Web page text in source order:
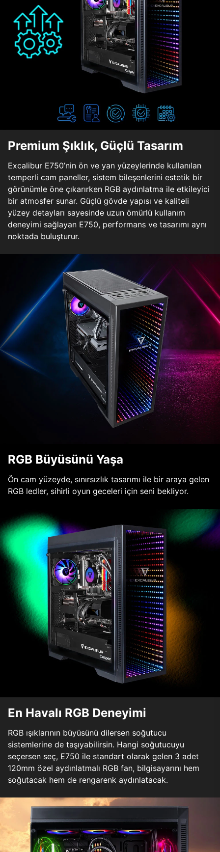
Premium Şıklık, Güçlü Tasarım
Excalibur E750’nin ön ve yan yüzeylerinde kullanılan
temperli cam paneller, sistem bileşenlerini estetik bir
görünümle öne çıkarırken RGB aydınlatma ile etkileyici
bir atmosfer sunar. Güçlü gövde yapısı ve kaliteli
yüzey detayları sayesinde uzun ömürlü kullanım
deneyimi sağlayan E750, performans ve tasarımı aynı
noktada buluşturur.
RGB Büyüsünü Yaşa
Ön cam yüzeyde, sınırsızlık tasarımı ile bir araya gelen
RGB ledler, sihirli oyun geceleri için seni bekliyor.
En Havalı RGB Deneyimi
RGB ışıklarının büyüsünü dilersen soğutucu
sistemlerine de taşıyabilirsin. Hangi soğutucuyu
seçersen seç, E750 ile standart olarak gelen 3 adet
120mm özel aydınlatmalı RGB fan, bilgisayarını hem
soğutacak hem de rengarenk aydınlatacak.